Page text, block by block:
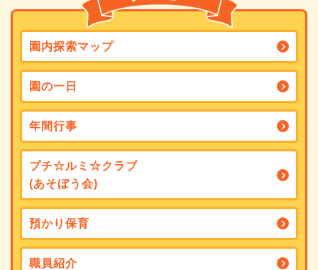
園内探索マップ
園の一日
年間行事
プチ☆ルミ☆クラブ
(あそぼう会)
預かり保育
職員紹介